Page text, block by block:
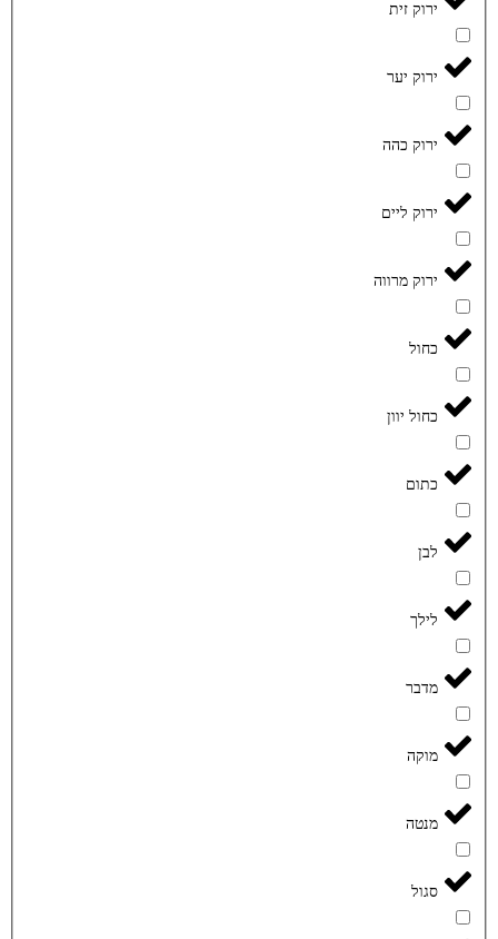
ירוק זית
ירוק יער
ירוק כהה
ירוק ליים
ירוק מרווה
כחול
כחול יוון
כתום
לבן
לילך
מדבר
מוקה
מנטה
סגול